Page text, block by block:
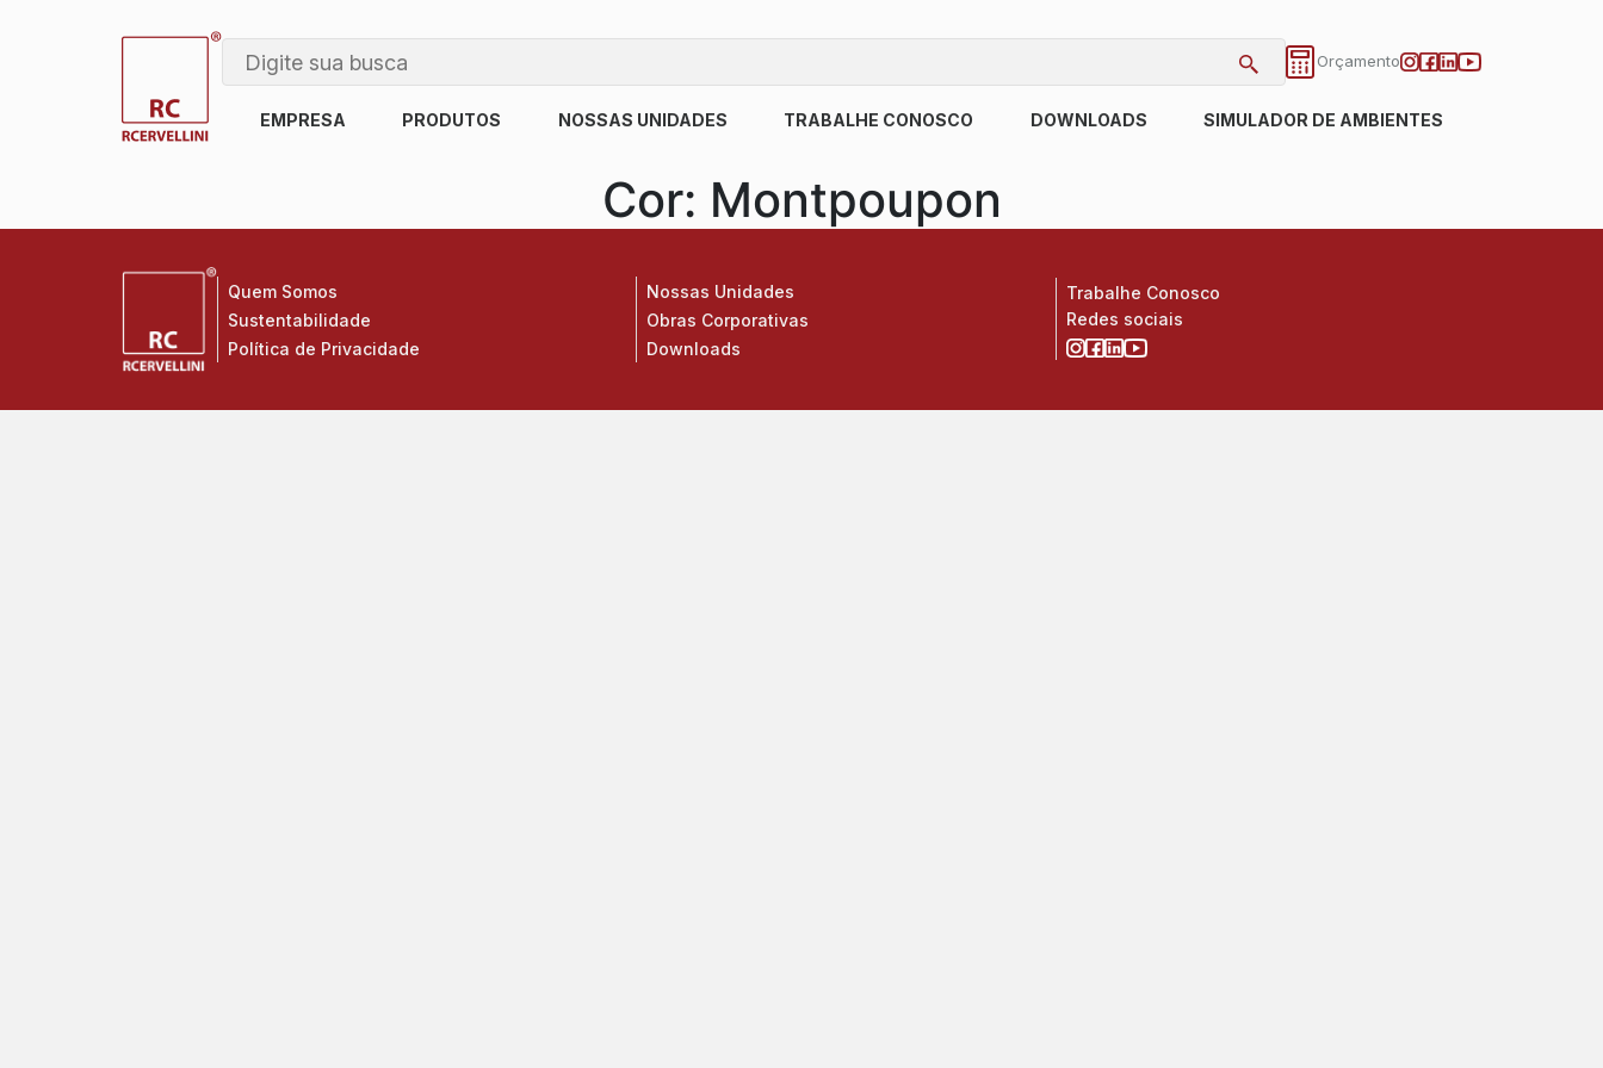
Orçamento
EMPRESA PRODUTOS NOSSAS UNIDADES TRABALHE CONOSCO DOWNLOADS SIMULADOR DE AMBIENTES
Cor: Montpoupon
Quem Somos
Sustentabilidade
Política de Privacidade
Nossas Unidades
Obras Corporativas
Downloads
Trabalhe Conosco
Redes sociais